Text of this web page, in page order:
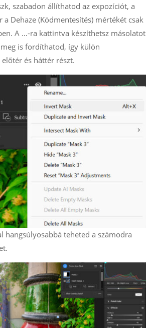
szabadon állíthatod az expozíciót, a
a Dehaze (Ködmentesítés) mértékét csak
A …-ra kattintva készíthetsz másolatot
is fordíthatod, így külön
és háttér részt.
hangsúlyosabbá teheted a számodra